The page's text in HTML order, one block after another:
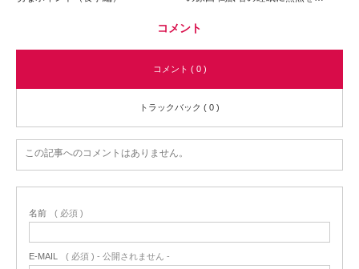
コメント
コメント ( 0 )
トラックバック ( 0 )
この記事へのコメントはありません。
名前 ( 必須 )
E-MAIL ( 必須 ) - 公開されません -